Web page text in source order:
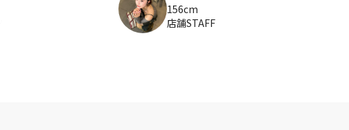
156cm
店舗STAFF